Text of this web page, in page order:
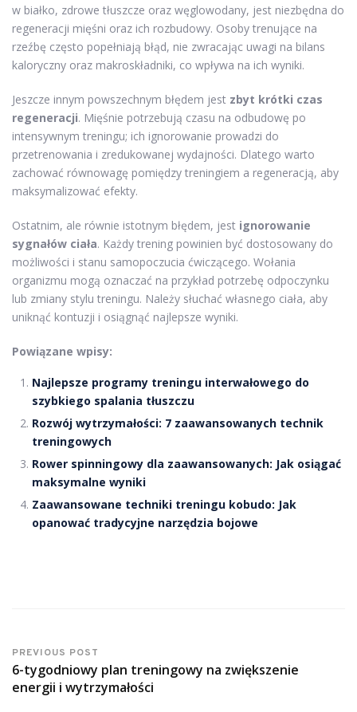
w białko, zdrowe tłuszcze oraz węglowodany, jest niezbędna do
regeneracji mięśni oraz ich rozbudowy. Osoby trenujące na
rzeźbę często popełniają błąd, nie zwracając uwagi na bilans
kaloryczny oraz makroskładniki, co wpływa na ich wyniki.
Jeszcze innym powszechnym błędem jest zbyt krótki czas
regeneracji. Mięśnie potrzebują czasu na odbudowę po
intensywnym treningu; ich ignorowanie prowadzi do
przetrenowania i zredukowanej wydajności. Dlatego warto
zachować równowagę pomiędzy treningiem a regeneracją, aby
maksymalizować efekty.
Ostatnim, ale równie istotnym błędem, jest ignorowanie
sygnałów ciała. Każdy trening powinien być dostosowany do
możliwości i stanu samopoczucia ćwiczącego. Wołania
organizmu mogą oznaczać na przykład potrzebę odpoczynku
lub zmiany stylu treningu. Należy słuchać własnego ciała, aby
uniknąć kontuzji i osiągnąć najlepsze wyniki.
Powiązane wpisy:
Najlepsze programy treningu interwałowego do
szybkiego spalania tłuszczu
Rozwój wytrzymałości: 7 zaawansowanych technik
treningowych
Rower spinningowy dla zaawansowanych: Jak osiągać
maksymalne wyniki
Zaawansowane techniki treningu kobudo: Jak
opanować tradycyjne narzędzia bojowe
PREVIOUS POST
6-tygodniowy plan treningowy na zwiększenie
energii i wytrzymałości